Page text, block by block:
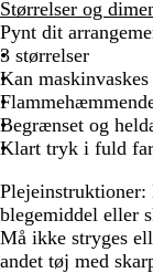
Størrelser og
Pynt dit
3 størrelser
Kan
Begrænset og
Klart tryk i fuld
Plejeinstruktioner:
blegemiddel eller
Må ikke stryges
andet tøj med